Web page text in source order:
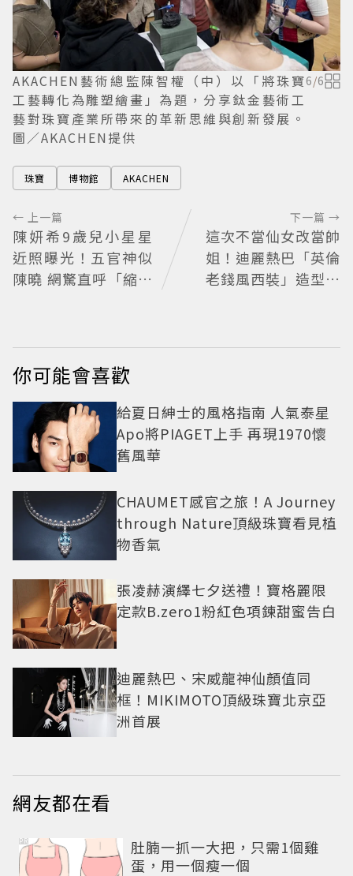
AKACHEN藝術總監陳智權（中）以「將珠寶
工藝轉化為雕塑繪畫」為題，分享鈦金藝術工
藝對珠寶產業所帶來的革新思維與創新發展。
圖／AKACHEN提供
6/6
珠寶 博物館 AKACHEN
← 上一篇
陳妍希9歲兒小星星
近照曝光！五官神似
陳曉 網驚直呼「縮小
下一篇 →
這次不當仙女改當帥
姐！迪麗熱巴「英倫
老錢風西裝」造型帥
你可能會喜歡
給夏日紳士的風格指南 人氣泰星
Apo將PIAGET上手 再現1970懷
舊風華
CHAUMET感官之旅！A Journey
through Nature頂級珠寶看見植
物香氣
張凌赫演繹七夕送禮！寶格麗限
定款B.zero1粉紅色項鍊甜蜜告白
迪麗熱巴、宋威龍神仙顏值同
框！MIKIMOTO頂級珠寶北京亞
洲首展
網友都在看
肚腩一抓一大把，只需1個雞
蛋，用一個瘦一個
PR